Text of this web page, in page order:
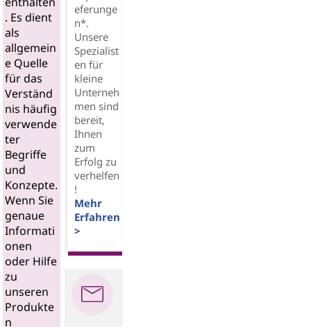
. Es dient
als
allgemein
e Quelle
für das
Verständ
nis häufig
verwende
ter
Begriffe
und
Konzepte.
Wenn Sie
genaue
Informati
onen
oder Hilfe
zu
unseren
Produkte
n
eferunge
n*.
Unsere
Spezialist
en für
kleine
Unterneh
men sind
bereit,
Ihnen
zum
Erfolg zu
verhelfen
!
Mehr
Erfahren
>